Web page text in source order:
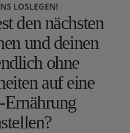
LOSLEGEN!
den nächsten
und deinen
ohne
auf eine